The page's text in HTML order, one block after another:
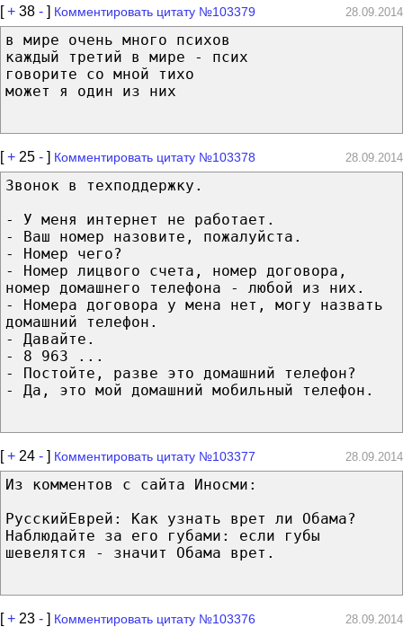
[+ 38 - ] Комментировать цитату №103379 28.09.2014
в мире очень много психов
каждый третий в мире - псих
говорите со мной тихо
может я один из них
[+ 25 - ] Комментировать цитату №103378 28.09.2014
Звонок в техподдержку.
- У меня интернет не работает.
- Ваш номер назовите, пожалуйста.
- Номер чего?
- Номер лицвого счета, номер договора,
номер домашнего телефона - любой из них.
- Номера договора у мена нет, могу назвать
домашний телефон.
- Давайте.
- 8 963 ...
- Постойте, разве это домашний телефон?
- Да, это мой домашний мобильный телефон.
[+ 24 - ] Комментировать цитату №103377 28.09.2014
Из комментов с сайта Иносми:
РусскийЕврей: Как узнать врет ли Обама?
Наблюдайте за его губами: если губы
шевелятся - значит Обама врет.
[+ 23 - ] Комментировать цитату №103376 28.09.2014